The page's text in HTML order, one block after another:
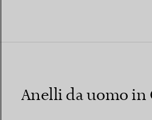
Anelli da uomo in